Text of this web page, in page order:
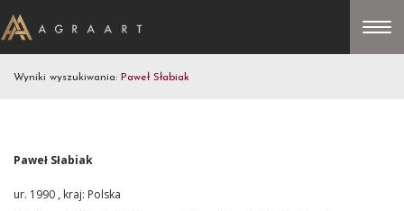
Wyniki wyszukiwania: Paweł Słabiak
Paweł Słabiak
ur. 1990 , kraj: Polska